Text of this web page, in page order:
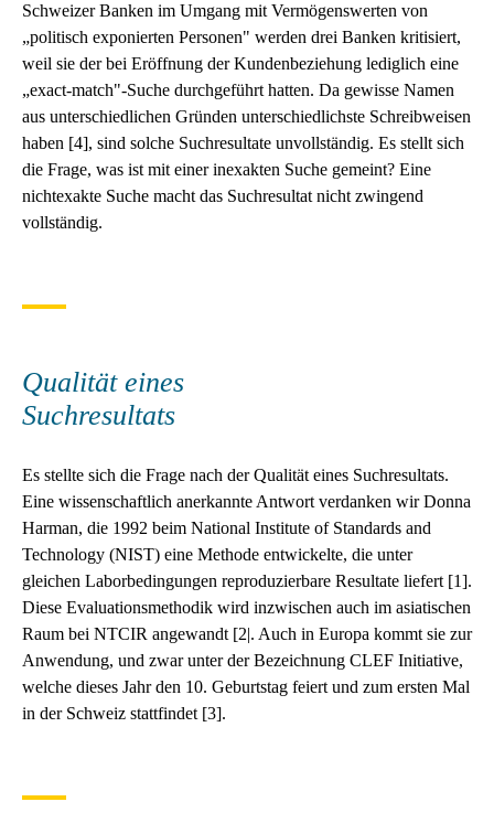
Schweizer Banken im Umgang mit Vermögenswerten von
„politisch exponierten Personen" werden drei Banken kritisiert,
weil sie der bei Eröffnung der Kundenbeziehung lediglich eine
„exact-match"-Suche durchgeführt hatten. Da gewisse Namen
aus unterschiedlichen Gründen unterschiedlichste Schreibweisen
haben [4], sind solche Suchresultate unvollständig. Es stellt sich
die Frage, was ist mit einer inexakten Suche gemeint? Eine
nichtexakte Suche macht das Suchresultat nicht zwingend
vollständig.
Qualität eines
Suchresultats
Es stellte sich die Frage nach der Qualität eines Suchresultats.
Eine wissenschaftlich anerkannte Antwort verdanken wir Donna
Harman, die 1992 beim National Institute of Standards and
Technology (NIST) eine Methode entwickelte, die unter
gleichen Laborbedingungen reproduzierbare Resultate liefert [1].
Diese Evaluationsmethodik wird inzwischen auch im asiatischen
Raum bei NTCIR angewandt [2|. Auch in Europa kommt sie zur
Anwendung, und zwar unter der Bezeichnung CLEF Initiative,
welche dieses Jahr den 10. Geburtstag feiert und zum ersten Mal
in der Schweiz stattfindet [3].